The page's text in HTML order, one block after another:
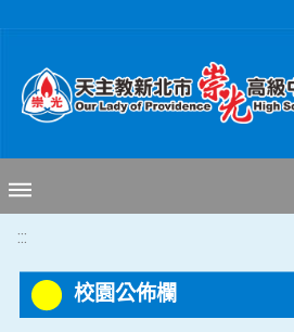
:::
校園公佈欄